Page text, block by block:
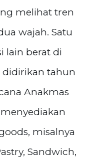
melihat tren
wajah. Satu
lain berat di
didirikan tahun
Anakmas
misalnya
Sandwich,